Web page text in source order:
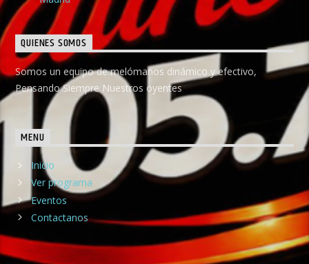
QUIENES SOMOS
Somos un equipo de melómanos dinámico y efectivo,
Pensando Siempre Nuestros oyentes
MENU
Inicio
Ver programa
Eventos
Contactanos